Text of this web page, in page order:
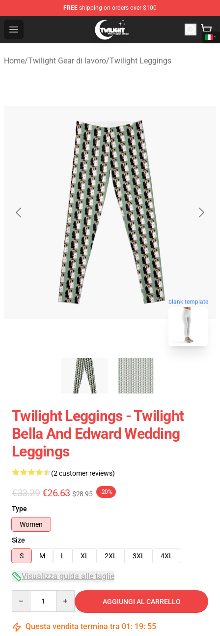
FREE shipping on orders over $100
Open menu
Twilight Store - Official Twilight Merchandise Shop
Home/Twilight Gear di lavoro/Twilight Leggings
blank template
Twilight Leggings - Twilight
Bella And Edward Wedding
Leggings
(2 customer reviews)
€33.29 €26.63 $28.95 -20%
Type
Women
Size
S
M L XL 2XL 3XL 4XL
Visualizza guida alle taglie
AGGIUNGI AL CARRELLO
Questa vendita termina tra 01 : 19: 54